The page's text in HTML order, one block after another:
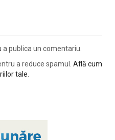
a publica un comentariu.
a reduce spamul. Află cum
tale